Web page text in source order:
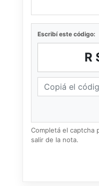
Escribí este código:
Completá el captcha
salir de la nota.